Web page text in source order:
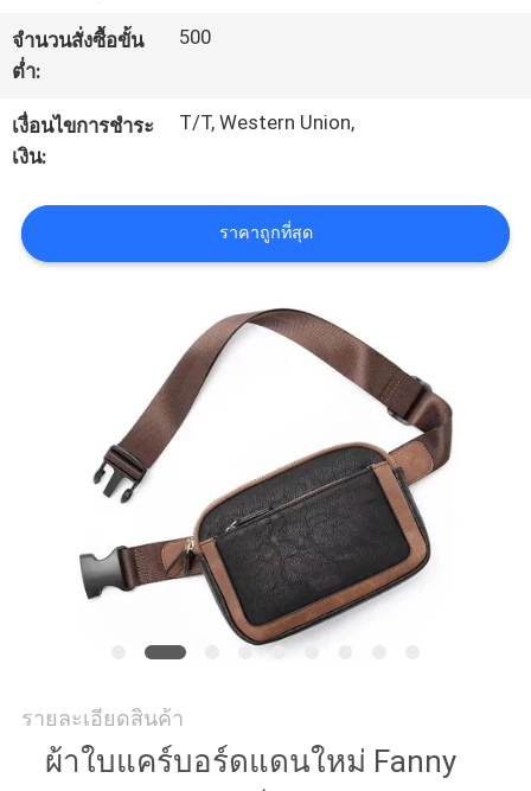
เรา
ทัวร์
โรงงาน
ควบคุม
เว็บไซต์
PRIVACY
POLICY
จำนวนสั่งซื้อขั้น
ต่ำ:
500
เงื่อนไขการชำระ
เงิน:
T/T, Western Union,
ราคาถูกที่สุด
รายละเอียดสินค้า
ผ้าใบแคร์บอร์ดแดนใหม่ Fanny